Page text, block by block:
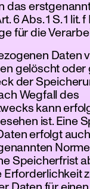
das
6 Abs. 1 S. 1 lit.
für die
Daten
gelöscht oder
der
Wegfall des
kann
ist. Eine
erfolgt
Speicherfrist
Erforderlichkeit